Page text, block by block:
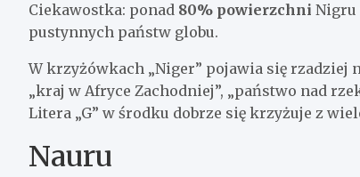
Ciekawostka: ponad 80% powierzchni Nigru
pustynnych państw globu.
W krzyżówkach „Niger” pojawia się
„kraj w Afryce Zachodniej”, „państwo nad
Litera „G” w środku dobrze się krzyżuje z
Nauru